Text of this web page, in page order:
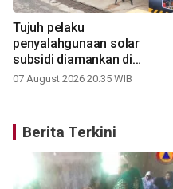
Tujuh pelaku
penyalahgunaan solar
subsidi diamankan di
Sumbar
07 August 2026 20:35 WIB
Berita Terkini